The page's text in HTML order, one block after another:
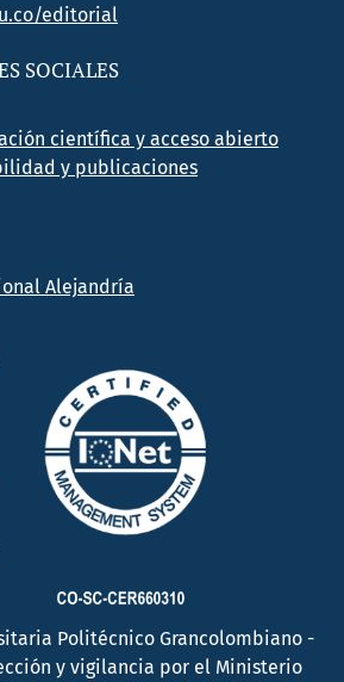
editorial
SOCIALES
científica y acceso abierto
y publicaciones
Alejandría
Politécnico Grancolombiano -
y vigilancia por el Ministerio